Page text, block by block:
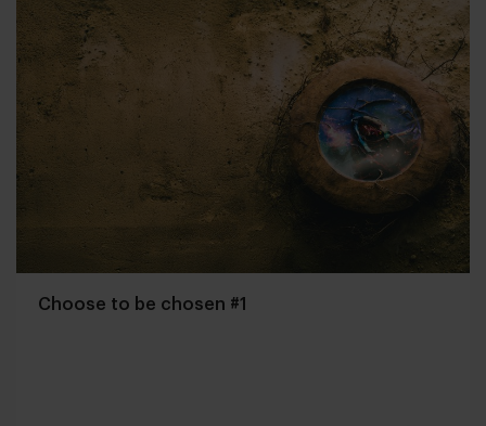
Choose to be chosen #1